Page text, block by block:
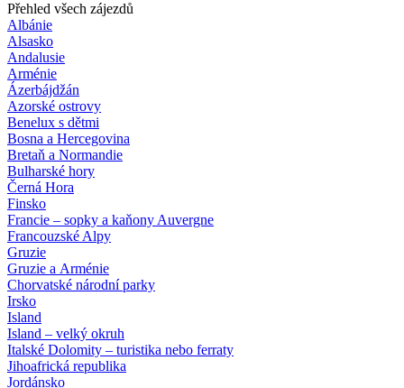
Přehled všech zájezdů
Albánie
Alsasko
Andalusie
Arménie
Ázerbájdžán
Azorské ostrovy
Benelux s dětmi
Bosna a Hercegovina
Bretaň a Normandie
Bulharské hory
Černá Hora
Finsko
Francie – sopky a kaňony Auvergne
Francouzské Alpy
Gruzie
Gruzie a Arménie
Chorvatské národní parky
Irsko
Island
Island – velký okruh
Italské Dolomity – turistika nebo ferraty
Jihoafrická republika
Jordánsko